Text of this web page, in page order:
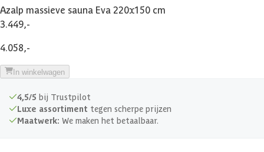
Azalp massieve sauna Eva 220x150 cm
3.449,-
4.058,-
In winkelwagen
4,5/5 bij Trustpilot
Luxe assortiment tegen scherpe prijzen
Maatwerk: We maken het betaalbaar.